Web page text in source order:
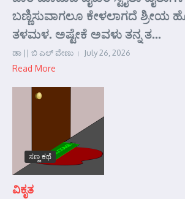
ಬಣ್ಣಿಸುವಾಗಲೂ ಕೇಳಲಾಗದೆ ಶ್ರೀಯ
ತಳಮಳ. ಅಷ್ಟೇಕೆ ಅವಳು ತನ್ನ ತ...
ಡಾ || ಬಿ ಎಲ್ ವೇಣು July 26, 2026
Read More
ಸಣ್ಣ ಕಥೆ
ವಿಕೃತ